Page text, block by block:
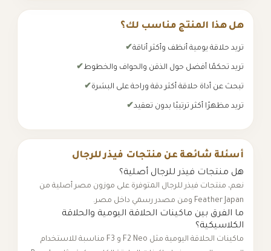
هل هذا المنتج مناسب لك؟
تريد حلاقة يومية أنظف وأكثر أناقة
تريد تحكمًا أفضل حول الذقن والحواف والخطوط
تبحث عن أداة حلاقة أكثر دقة وراحة على البشرة
تريد مظهرًا أكثر ترتيبًا بدون تعقيد
أسئلة شائعة عن منتجات فيذر للرجال
هل منتجات فيذر للرجال أصلية؟
نعم، منتجات فيذر للرجال المتوفرة على موزون مصر أصلية من
Feather Japan ومن مصدر رسمي داخل مصر.
ما الفرق بين ماكينات الحلاقة اليومية والحلاقة
الكلاسيكية؟
ماكينات الحلاقة اليومية مثل F2 Neo و F3 مناسبة للاستخدام